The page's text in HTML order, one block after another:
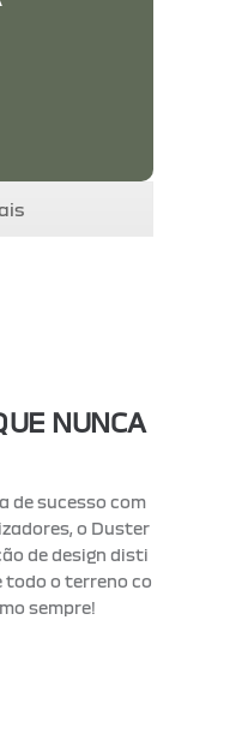
NUNCA
de sucesso com
o Duster
de design disti
todo o terreno co
sempre!